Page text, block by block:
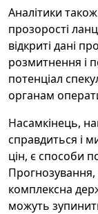
Аналітики
прозорості
відкриті дані
розмитнення і
потенціал
органам
Насамкінець,
справдиться і
цін, є способи
Прогнозування,
комплексна
можуть